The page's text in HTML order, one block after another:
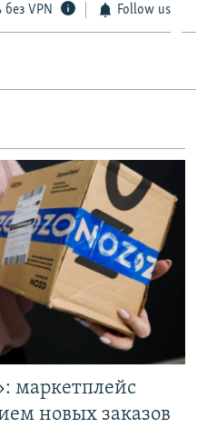
без VPN Follow us
маркетплейс
новых заказов